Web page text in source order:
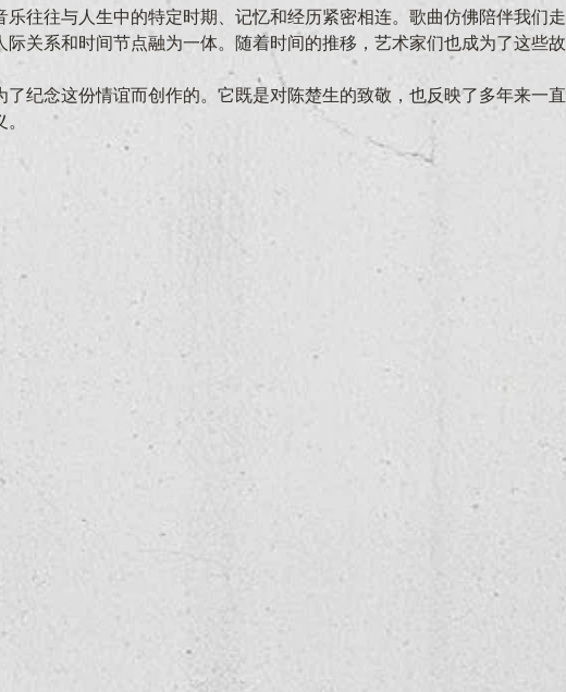
乐往往与人生中的特定时期、记忆和经历紧密相连。歌曲仿佛陪伴我们
际关系和时间节点融为一体。随着时间的推移，艺术家们也成为了这些
了纪念这份情谊而创作的。它既是对陈楚生的致敬，也反映了多年来一